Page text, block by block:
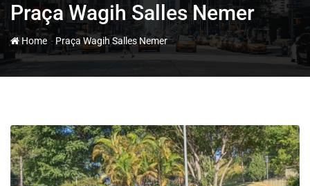
Praça Wagih Salles Nemer
Home- Praça Wagih Salles Nemer